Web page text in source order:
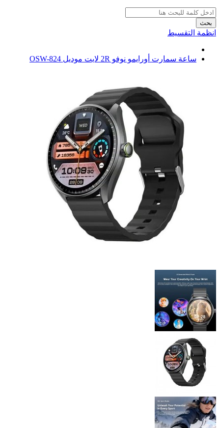
بحث
انظمة التقسيط
ساعة سمارت أورايمو نوفو 2R لايت موديل OSW-824